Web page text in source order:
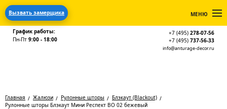
Вызвать замерщика МЕНЮ
График работы:
Пн-Пт 9:00 - 18:00
+7 (495) 278-07-56
+7 (495) 737-56-33
info@anturage-decor.ru
Главная Жалюзи Рулонные шторы
Блэкаут (Blackout)
Рулонные шторы Блэкаут Мини Респект BO 02 бежевый